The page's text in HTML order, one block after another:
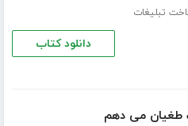
تبلیغات
دانلود کتاب
طغیان می دهم